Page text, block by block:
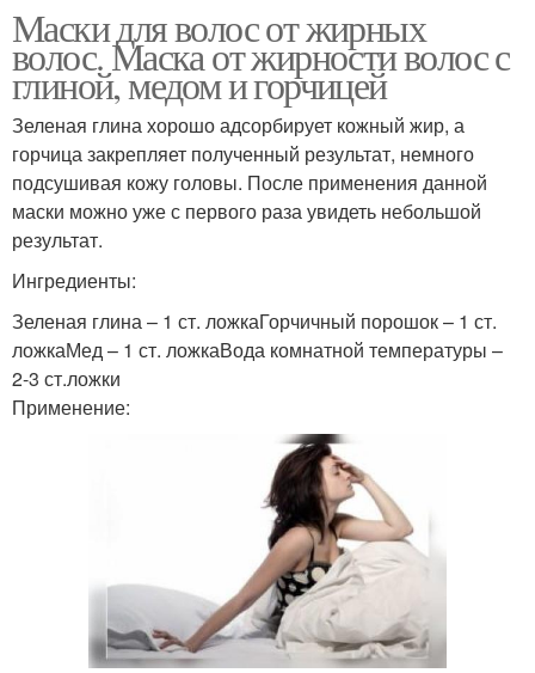
Маски для волос от жирных
волос. Маска от жирности волос с
глиной, медом и горчицей
Зеленая глина хорошо адсорбирует кожный жир, а
горчица закрепляет полученный результат, немного
подсушивая кожу головы. После применения данной
маски можно уже с первого раза увидеть небольшой
результат.
Ингредиенты:
Зеленая глина – 1 ст. ложкаГорчичный порошок – 1 ст.
ложкаМед – 1 ст. ложкаВода комнатной температуры –
2-3 ст.ложки
Применение: